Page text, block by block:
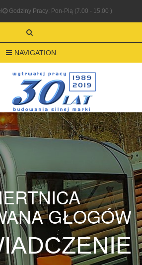
Godziny Pracy: Pon-Pią (7.00 - 15.00 )
NAVIGATION
GŁOGÓW